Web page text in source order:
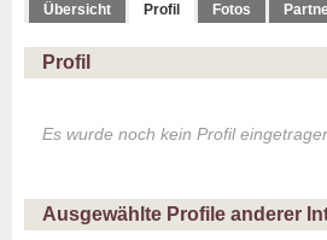
Übersicht Profil Fotos
Profil
Es wurde noch kein Profil
Ausgewählte Profile anderer